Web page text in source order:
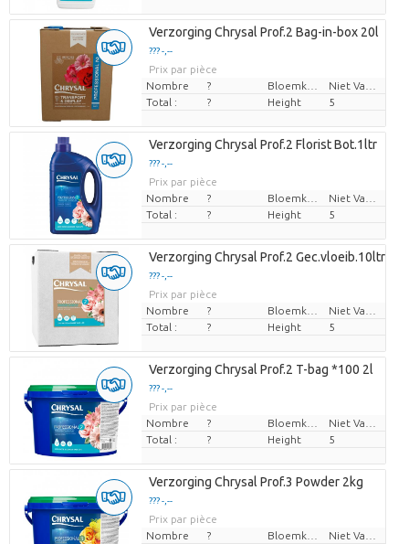
Verzorging Chrysal Prof.2 Bag-in-box 20l
??? -,--
Prix par pièce
Nombre
?
Total :
? Height 5
Verzorging Chrysal Prof.2 Florist Bot.1ltr
??? -,--
Prix par pièce
Nombre
?
Total :
? Height 5
Verzorging Chrysal Prof.2 Gec.vloeib.10ltr
??? -,--
Prix par pièce
Nombre
?
Total :
? Height 5
Verzorging Chrysal Prof.2 T-bag *100 2l
??? -,--
Prix par pièce
Nombre
?
Total :
? Height 5
Verzorging Chrysal Prof.3 Powder 2kg
??? -,--
Prix par pièce
Nombre
?